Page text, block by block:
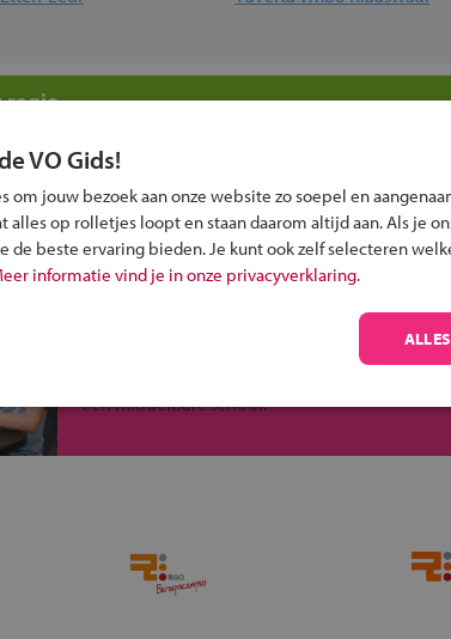
regio
jou?
een middelbare school.
VO Gids!
om jouw bezoek aan onze website zo soepel en
alles op rolletjes loopt en staan daarom altijd aan. Als je
de beste ervaring bieden. Je kunt ook zelf selecteren
informatie vind je in onze privacyverklaring.